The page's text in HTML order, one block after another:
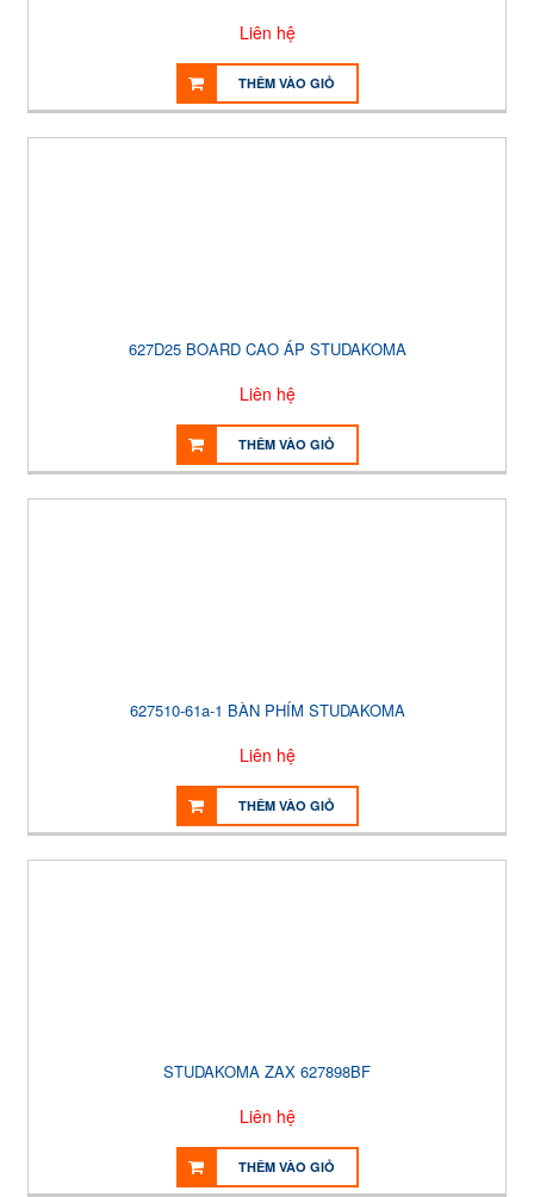
Liên hệ
THÊM VÀO GIỎ
627D25 BOARD CAO ÁP STUDAKOMA
Liên hệ
THÊM VÀO GIỎ
627510-61a-1 BÀN PHÍM STUDAKOMA
Liên hệ
THÊM VÀO GIỎ
STUDAKOMA ZAX 627898BF
Liên hệ
THÊM VÀO GIỎ